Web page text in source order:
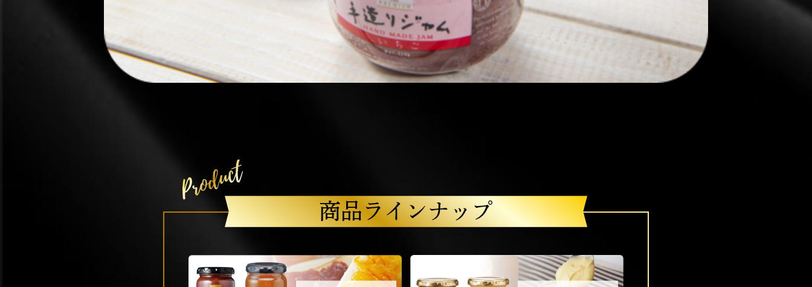
商品ラインナップ